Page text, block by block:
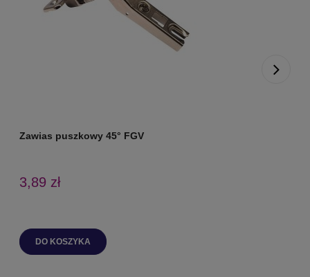
Zawias puszkowy 45° FGV
3,89 zł
DO KOSZYKA